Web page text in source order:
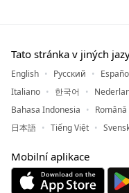
Tato stránka v jiných
English Русский
Italiano
한국어
Bahasa Indonesia
Română
日本語
Tiếng Việt
Mobilní aplikace